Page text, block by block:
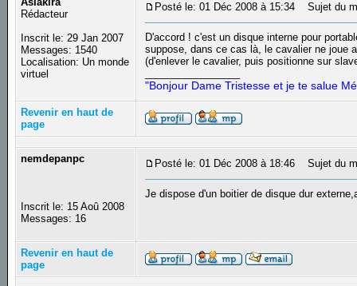
Rédacteur
Inscrit le: 29 Jan 2007
Messages: 1540
Localisation: Un monde
virtuel
Posté le: 01 Déc 2008 à 15:34 Sujet du
D'accord ! c'est un disque interne pour
suppose, dans ce cas là, le cavalier ne joue
(d'enlever le cavalier, puis positionne sur
"Bonjour Dame Tristesse et je te salue
Revenir en haut de
page
nemdepanpc
Inscrit le: 15 Aoû 2008
Messages: 16
Posté le: 01 Déc 2008 à 18:46 Sujet du
Je dispose d'un boitier de disque dur
Revenir en haut de
page